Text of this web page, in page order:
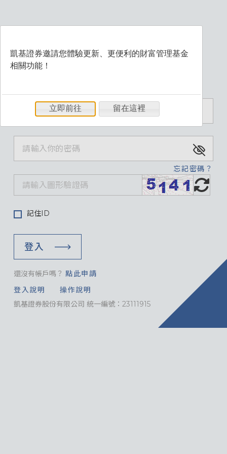
忘記密碼？
記住ID
登入
還沒有帳戶嗎？ 點此申請
登入說明
操作說明
凱基證券股份有限公司 統一編號：23111915
凱基證券邀請您體驗更新、更便利的財富管理基金
相關功能！
立即前往 留在這裡